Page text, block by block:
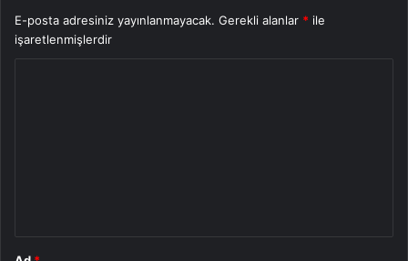
E-posta adresiniz yayınlanmayacak. Gerekli alanlar * ile
işaretlenmişlerdir